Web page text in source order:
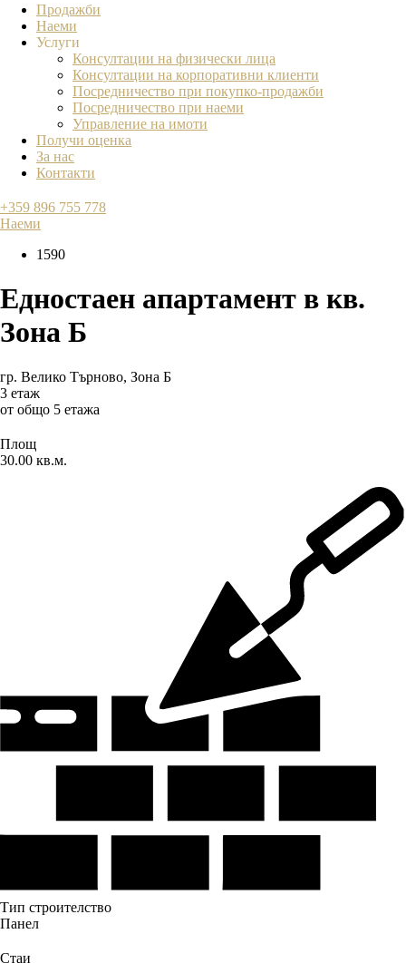
Продажби
Наеми
Услуги
Консултации на физически лица
Консултации на корпоративни клиенти
Посредничество при покупко-продажби
Посредничество при наеми
Управление на имоти
Получи оценка
За нас
Контакти
+359 896 755 778
Наеми
1590
Едностаен апартамент в кв.
Зона Б
гр. Велико Търново, Зона Б
3 етаж
от общо 5 етажа
Площ
30.00 кв.м.
Тип строителство
Панел
Стаи